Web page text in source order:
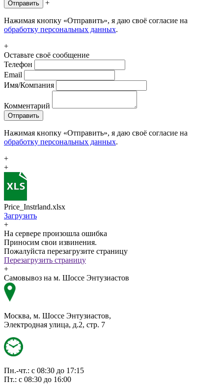
Отправить +
Нажимая кнопку «Отправить», я даю своё согласие на
обработку персональных данных.
+
Оставьте своё сообщение
Телефон
Email
Имя/Компания
Комментарий
Отправить
Нажимая кнопку «Отправить», я даю своё согласие на
обработку персональных данных.
+
+
Price_Instrland.xlsx
Загрузить
+
На сервере произошла ошибка
Приносим свои извинения.
Пожалуйста перезагрузите страницу
Перезагрузить страницу
+
Самовывоз на м. Шоссе Энтузиастов
Москва, м. Шоссе Энтузиастов,
Электродная улица, д.2, стр. 7
Пн.-чт.: с 08:30 до 17:15
Пт.: с 08:30 до 16:00